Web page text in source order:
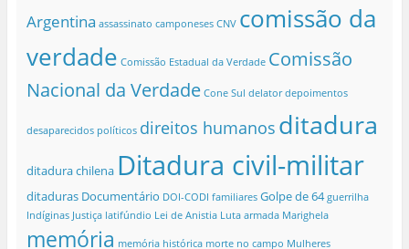
Argentina assassinato camponeses CNV comissão da
verdade Comissão Estadual da Verdade Comissão
Nacional da Verdade Cone Sul delator depoimentos
desaparecidos políticos direitos humanos ditadura
ditadura chilena Ditadura civil-militar
ditaduras Documentário DOI-CODI familiares Golpe de 64 guerrilha
Indíginas Justiça latifúndio Lei de Anistia Luta armada Marighela
memória memória histórica morte no campo Mulheres